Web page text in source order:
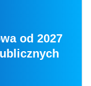
od 2027